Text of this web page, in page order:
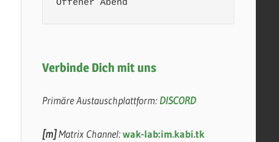
Offener Abend
Verbinde Dich mit uns
Primäre Austauschplattform: DISCORD
[m]Matrix Channel:wak-lab:im.kabi.tk